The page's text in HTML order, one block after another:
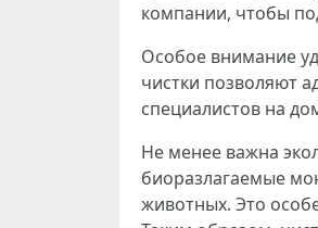
компании, чтобы
Особое внимание
чистки позволяют
специалистов на
Не менее важна
биоразлагаемые
животных. Это